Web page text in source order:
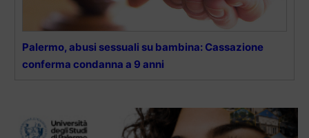
Palermo, abusi sessuali su bambina: Cassazione
conferma condanna a 9 anni